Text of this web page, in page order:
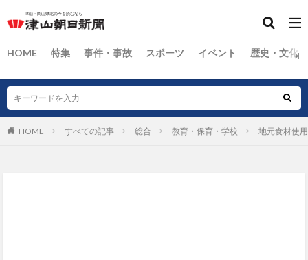
HOME 特集 事件・事故 スポーツ イベント 歴史・文化
HOME すべての記事 総合 教育・保育・学校 地元食材使